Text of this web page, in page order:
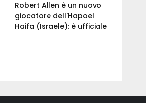
Robert Allen è un nuovo
giocatore dell'Hapoel
Haifa (Israele): è ufficiale